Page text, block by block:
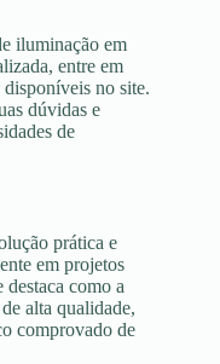
iluminação em
entre em
disponíveis no site.
dúvidas e
de
prática e
em projetos
como a
alta qualidade,
comprovado de